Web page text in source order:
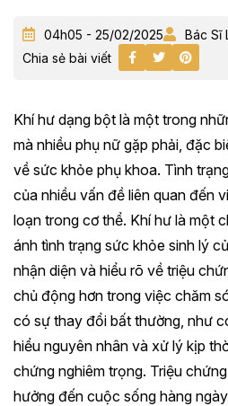
04h05 - 25/02/2025
Bác Sĩ
Chia sẻ bài viết
Khí hư dạng bột là một trong
mà nhiều phụ nữ gặp phải, đặc
về sức khỏe phụ khoa. Tình
của nhiều vấn đề liên quan đến
loạn trong cơ thể. Khí hư là một
ánh tình trạng sức khỏe sinh lý
nhận diện và hiểu rõ về triệu
chủ động hơn trong việc chăm
có sự thay đổi bất thường, như
hiểu nguyên nhân và xử lý kịp
chứng nghiêm trọng. Triệu
hưởng đến cuộc sống hàng